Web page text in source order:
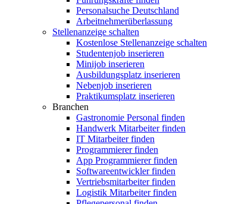
Personalsuche Deutschland
Arbeitnehmerüberlassung
Stellenanzeige schalten
Kostenlose Stellenanzeige schalten
Studentenjob inserieren
Minijob inserieren
Ausbildungsplatz inserieren
Nebenjob inserieren
Praktikumsplatz inserieren
Branchen
Gastronomie Personal finden
Handwerk Mitarbeiter finden
IT Mitarbeiter finden
Programmierer finden
App Programmierer finden
Softwareentwickler finden
Vertriebsmitarbeiter finden
Logistik Mitarbeiter finden